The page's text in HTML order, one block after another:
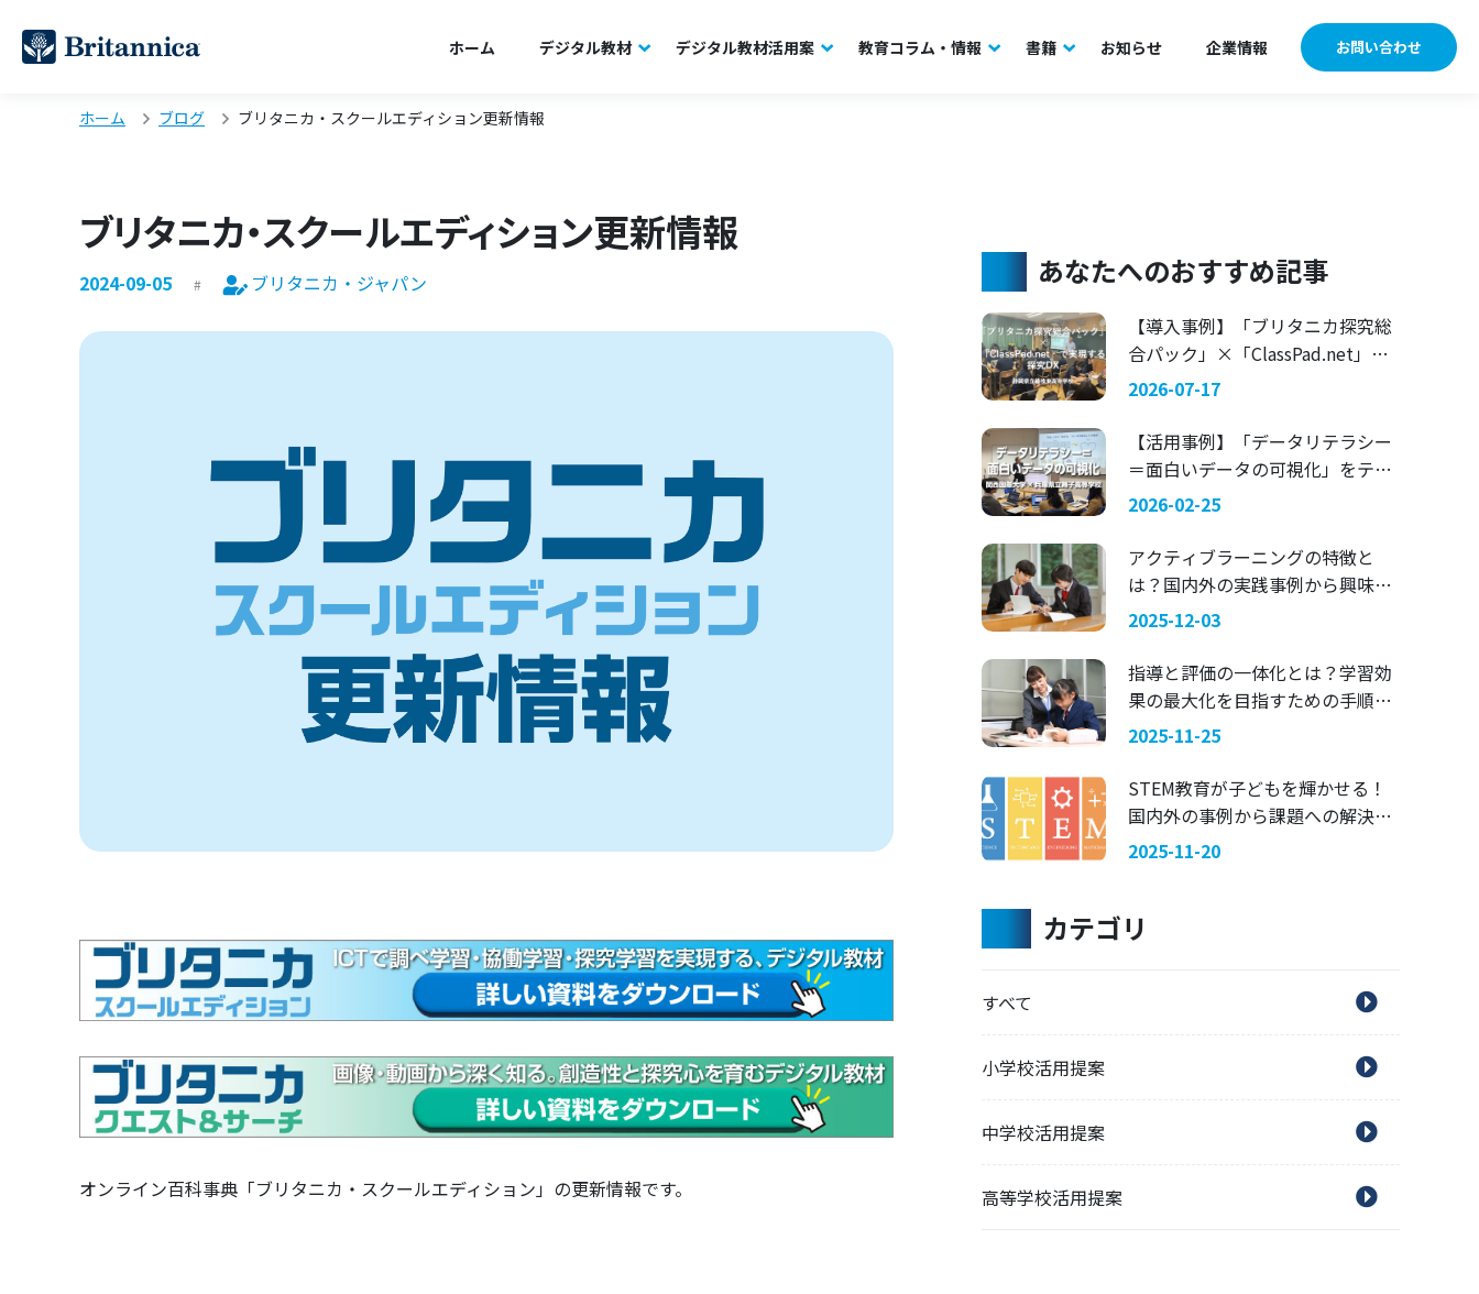
ホーム デジタル教材 デジタル教材活用案 教育コラム・情報 書籍 お知らせ 企業情報 お問い合わせ
ホーム ブログ ブリタニカ・スクールエディション更新情報
ブリタニカ・スクールエディション更新情報
2024-09-05 ブリタニカ・ジャパン
オンライン百科事典「ブリタニカ・スクールエディション」の更新情報です。
あなたへのおすすめ記事
【導入事例】「ブリタニカ探究総
合パック」×「ClassPad.net」で
実現する探究DX 〜静岡県立藤枝
2026-07-17
【活用事例】「データリテラシー
＝面白いデータの可視化」をテー
マにした探究学習 —— 関西国際大
2026-02-25
アクティブラーニングの特徴と
は？国内外の実践事例から興味を
引く指導法を考える
2025-12-03
指導と評価の一体化とは？学習効
果の最大化を目指すための手順を
ご紹介
2025-11-25
STEM教育が子どもを輝かせる！
国内外の事例から課題への解決策
を考える
2025-11-20
カテゴリ
すべて
小学校活用提案
中学校活用提案
高等学校活用提案